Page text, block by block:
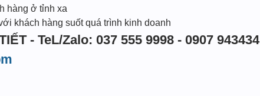
hàng ở tỉnh xa
khách hàng suốt quá trình kinh doanh
- TeL/Zalo: 037 555 9998 - 0907 943434